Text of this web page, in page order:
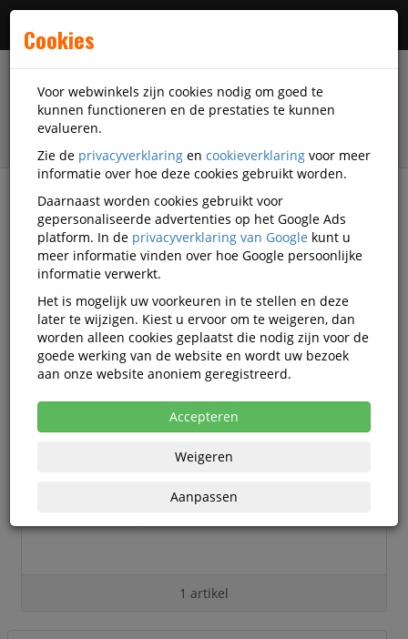
filter
Presentatiemiddelen Linex
Linex presentatiemiddelen
Linex Bord-accessoires
1 artikel
Cookies
Voor webwinkels zijn cookies nodig om goed te
kunnen functioneren en de prestaties te kunnen
evalueren.
Zie de privacyverklaring en cookieverklaring voor meer
informatie over hoe deze cookies gebruikt worden.
Daarnaast worden cookies gebruikt voor
gepersonaliseerde advertenties op het Google Ads
platform. In de privacyverklaring van Google kunt u
meer informatie vinden over hoe Google persoonlijke
informatie verwerkt.
Het is mogelijk uw voorkeuren in te stellen en deze
later te wijzigen. Kiest u ervoor om te weigeren, dan
worden alleen cookies geplaatst die nodig zijn voor de
goede werking van de website en wordt uw bezoek
aan onze website anoniem geregistreerd.
Accepteren
Weigeren
Aanpassen